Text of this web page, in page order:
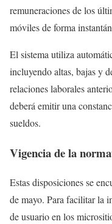
remuneraciones de los
móviles de forma
El sistema utiliza
incluyendo altas, bajas y
relaciones laborales
deberá emitir una
sueldos.
Vigencia de la
Estas disposiciones se
de mayo. Para facilitar la
de usuario en los